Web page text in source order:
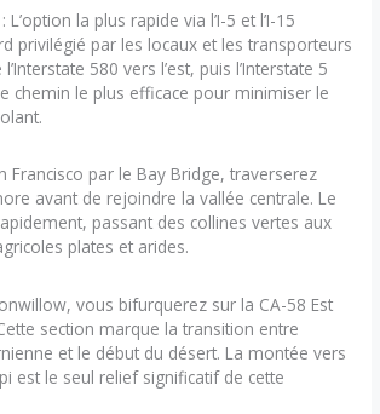
la plus rapide via l’I-5 et l’I-15
privilégié par les locaux et les transporteurs
580 vers l’est, puis l’Interstate 5
chemin le plus efficace pour minimiser le
Francisco par le Bay Bridge, traverserez
avant de rejoindre la vallée centrale. Le
passant des collines vertes aux
plates et arides.
vous bifurquerez sur la CA-58 Est
section marque la transition entre
et le début du désert. La montée vers
est le seul relief significatif de cette